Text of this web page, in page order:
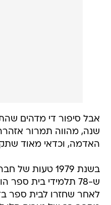
שנה, מהווה תמרור
האדמה, וכדאי מאוד
בשנת 1979 טעות
ש-78 תלמידי בית
לאחר שחזרו לבית ספר